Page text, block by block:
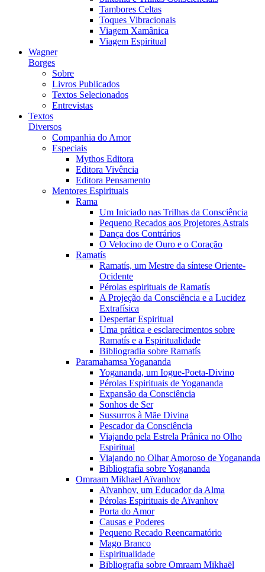
Tambores Celtas
Toques Vibracionais
Viagem Xamânica
Viagem Espiritual
Wagner
Borges
Sobre
Livros Publicados
Textos Selecionados
Entrevistas
Textos
Diversos
Companhia do Amor
Especiais
Mythos Editora
Editora Vivência
Editora Pensamento
Mentores Espirituais
Rama
Um Iniciado nas Trilhas da Consciência
Pequeno Recados aos Projetores Astrais
Dança dos Contrários
O Velocino de Ouro e o Coração
Ramatís
Ramatís, um Mestre da síntese Oriente-
Ocidente
Pérolas espirituais de Ramatís
A Projeção da Consciência e a Lucidez
Extrafísica
Despertar Espiritual
Uma prática e esclarecimentos sobre
Ramatís e a Espiritualidade
Bibliogradia sobre Ramatís
Paramahamsa Yogananda
Yogananda, um Iogue-Poeta-Divino
Pérolas Espirituais de Yogananda
Expansão da Consciência
Sonhos de Ser
Sussurros à Mãe Divina
Pescador da Consciência
Viajando pela Estrela Prânica no Olho
Espiritual
Viajando no Olhar Amoroso de Yogananda
Bibliografia sobre Yogananda
Omraam Mikhael Aïvanhov
Aïvanhov, um Educador da Alma
Pérolas Espirituais de Aïvanhov
Porta do Amor
Causas e Poderes
Pequeno Recado Reencarnatório
Mago Branco
Espiritualidade
Bibliografia sobre Omraam Mikhaël